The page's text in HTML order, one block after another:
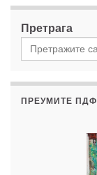
Претрага
ПРЕУМИТЕ ПДФ